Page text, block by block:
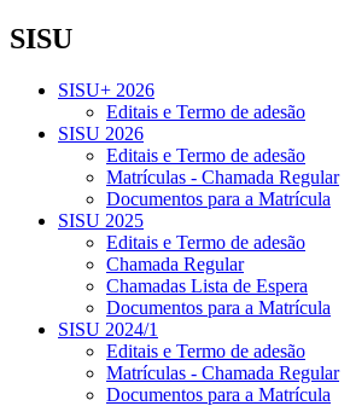
SISU
SISU+ 2026
Editais e Termo de adesão
SISU 2026
Editais e Termo de adesão
Matrículas - Chamada Regular
Documentos para a Matrícula
SISU 2025
Editais e Termo de adesão
Chamada Regular
Chamadas Lista de Espera
Documentos para a Matrícula
SISU 2024/1
Editais e Termo de adesão
Matrículas - Chamada Regular
Documentos para a Matrícula